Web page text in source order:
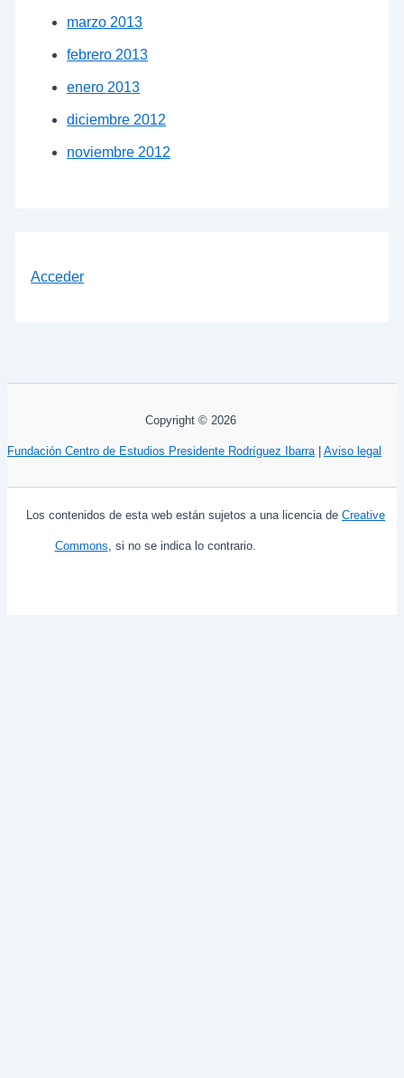
marzo 2013
febrero 2013
enero 2013
diciembre 2012
noviembre 2012
Acceder
Copyright © 2026
Fundación Centro de Estudios Presidente Rodríguez Ibarra| Aviso legal
Los contenidos de esta web están sujetos a una licencia de Creative
Commons, si no se indica lo contrario.